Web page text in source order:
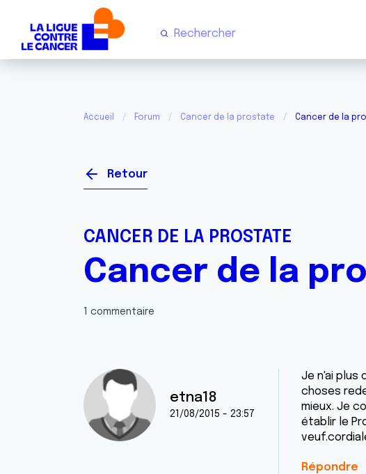
Accueil Forum Cancer de la prostate Cancer de la
Retour
CANCER DE LA PROSTATE
Cancer de la
1 commentaire
etna18
21/08/2015 - 23:57
Je n'ai plus
choses
mieux. Je
établir le
Répondre